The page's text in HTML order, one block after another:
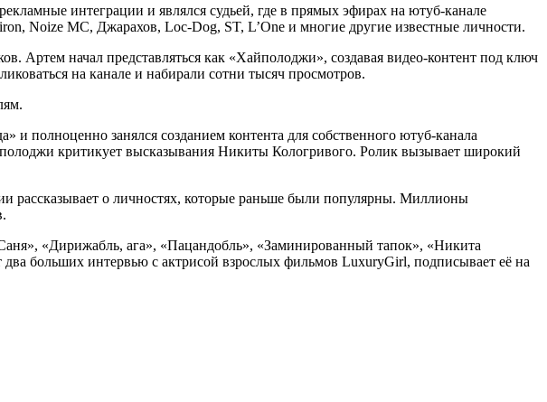
интеграции и являлся судьей, где в прямых эфирах на ютуб-канале
Noize MC, Джарахов, Loc-Dog, ST, L’One и многие другие известные личности.
Артем начал представляться как «Хайполоджи», создавая видео-контент под ключ
на канале и набирали сотни тысяч просмотров.
и полноценно занялся созданием контента для собственного ютуб-канала
критикует высказывания Никиты Кологривого. Ролик вызывает широкий
рассказывает о личностях, которые раньше были популярны. Миллионы
«Дирижабль, ага», «Пацандобль», «Заминированный тапок», «Никита
больших интервью с актрисой взрослых фильмов LuxuryGirl, подписывает её на